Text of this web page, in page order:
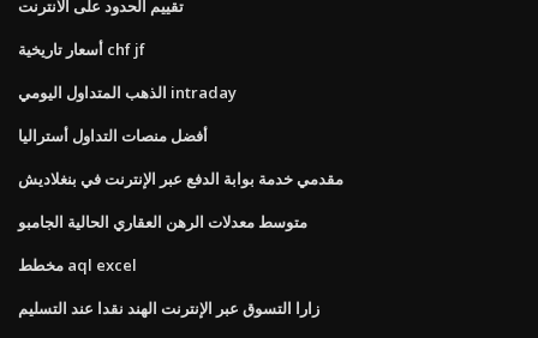
تقييم الحدود على الانترنت
أسعار تاريخية chf jf
الذهب المتداول اليومي intraday
أفضل منصات التداول أستراليا
مقدمي خدمة بوابة الدفع عبر الإنترنت في بنغلاديش
متوسط ​​معدلات الرهن العقاري الحالية الجامبو
مخطط aql excel
زارا التسوق عبر الإنترنت الهند نقدا عند التسليم